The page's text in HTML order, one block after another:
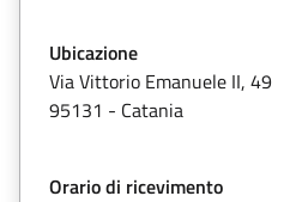
Ubicazione
Via Vittorio Emanuele II, 49
95131 - Catania
Orario di ricevimento